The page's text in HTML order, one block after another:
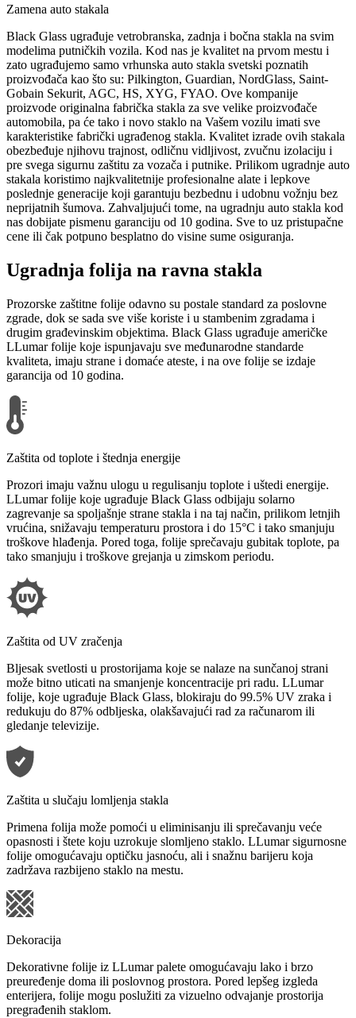
Zamena auto stakala
Black Glass ugrađuje vetrobranska, zadnja i bočna stakla na svim
modelima putničkih vozila. Kod nas je kvalitet na prvom mestu i
zato ugrađujemo samo vrhunska auto stakla svetski poznatih
proizvođača kao što su: Pilkington, Guardian, NordGlass, Saint-
Gobain Sekurit, AGC, HS, XYG, FYAO. Ove kompanije
proizvode originalna fabrička stakla za sve velike proizvođače
automobila, pa će tako i novo staklo na Vašem vozilu imati sve
karakteristike fabrički ugrađenog stakla. Kvalitet izrade ovih stakala
obezbeđuje njihovu trajnost, odličnu vidljivost, zvučnu izolaciju i
pre svega sigurnu zaštitu za vozača i putnike. Prilikom ugradnje auto
stakala koristimo najkvalitetnije profesionalne alate i lepkove
poslednje generacije koji garantuju bezbednu i udobnu vožnju bez
neprijatnih šumova. Zahvaljujući tome, na ugradnju auto stakla kod
nas dobijate pismenu garanciju od 10 godina. Sve to uz pristupačne
cene ili čak potpuno besplatno do visine sume osiguranja.
Ugradnja folija na ravna stakla
Prozorske zaštitne folije odavno su postale standard za poslovne
zgrade, dok se sada sve više koriste i u stambenim zgradama i
drugim građevinskim objektima. Black Glass ugrađuje američke
LLumar folije koje ispunjavaju sve međunarodne standarde
kvaliteta, imaju strane i domaće ateste, i na ove folije se izdaje
garancija od 10 godina.
Zaštita od toplote i štednja energije
Prozori imaju važnu ulogu u regulisanju toplote i uštedi energije.
LLumar folije koje ugrađuje Black Glass odbijaju solarno
zagrevanje sa spoljašnje strane stakla i na taj način, prilikom letnjih
vrućina, snižavaju temperaturu prostora i do 15°C i tako smanjuju
troškove hlađenja. Pored toga, folije sprečavaju gubitak toplote, pa
tako smanjuju i troškove grejanja u zimskom periodu.
Zaštita od UV zračenja
Bljesak svetlosti u prostorijama koje se nalaze na sunčanoj strani
može bitno uticati na smanjenje koncentracije pri radu. LLumar
folije, koje ugrađuje Black Glass, blokiraju do 99.5% UV zraka i
redukuju do 87% odbljeska, olakšavajući rad za računarom ili
gledanje televizije.
Zaštita u slučaju lomljenja stakla
Primena folija može pomoći u eliminisanju ili sprečavanju veće
opasnosti i štete koju uzrokuje slomljeno staklo. LLumar sigurnosne
folije omogućavaju optičku jasnoću, ali i snažnu barijeru koja
zadržava razbijeno staklo na mestu.
Dekoracija
Dekorativne folije iz LLumar palete omogućavaju lako i brzo
preuređenje doma ili poslovnog prostora. Pored lepšeg izgleda
enterijera, folije mogu poslužiti za vizuelno odvajanje prostorija
pregrađenih staklom.